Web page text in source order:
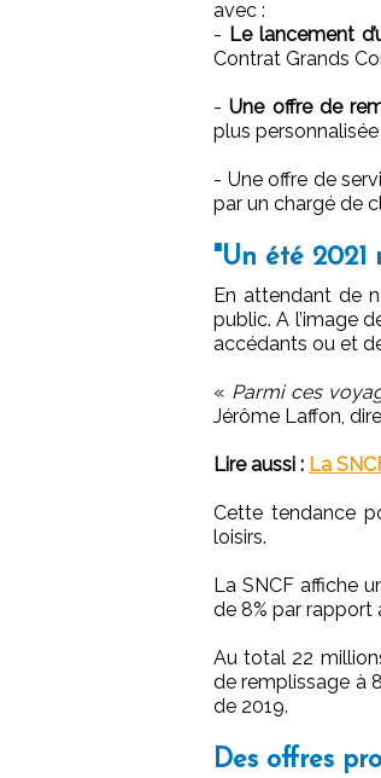
avec :
- Le lancement
Contrat Grands
-Une offre de
plus
- Une offre de
par un chargé de
"Un été 2021
En attendant de
public. A l’image
accédants ou et
« Parmi ces
Jérôme Laffon,
Lire aussi : La
Cette tendance
loisirs.
La SNCF affiche
de 8% par rapport
Au total 22
de remplissage à
de 2019.
Des offres